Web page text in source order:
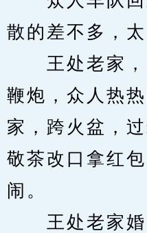
散的差不多，
王处老家，
鞭炮，众人热
家，跨火盆，
敬茶改口拿红
闹。
王处老家婚